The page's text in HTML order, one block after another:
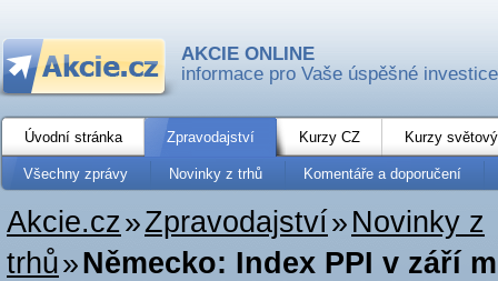
AKCIE ONLINE
informace pro Vaše úspěšné investice
Úvodní stránka Zpravodajství Kurzy CZ Kurzy
Všechny zprávy Novinky z trhů Komentáře a doporučení
Akcie.cz»Zpravodajství» Novinky z
trhů»Německo: Index PPI v září